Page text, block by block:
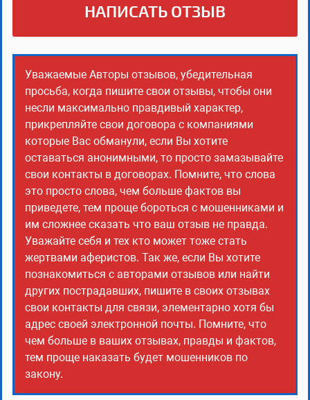
НАПИСАТЬ ОТЗЫВ
Уважаемые Авторы отзывов, убедительная
просьба, когда пишите свои отзывы, чтобы они
несли максимально правдивый характер,
прикрепляйте свои договора с компаниями
которые Вас обманули, если Вы хотите
оставаться анонимными, то просто замазывайте
свои контакты в договорах. Помните, что слова
это просто слова, чем больше фактов вы
приведете, тем проще бороться с мошенниками и
им сложнее сказать что ваш отзыв не правда.
Уважайте себя и тех кто может тоже стать
жертвами аферистов. Так же, если Вы хотите
познакомиться с авторами отзывов или найти
других пострадавших, пишите в своих отзывах
свои контакты для связи, элементарно хотя бы
адрес своей электронной почты. Помните, что
чем больше в ваших отзывах, правды и фактов,
тем проще наказать будет мошенников по
закону.